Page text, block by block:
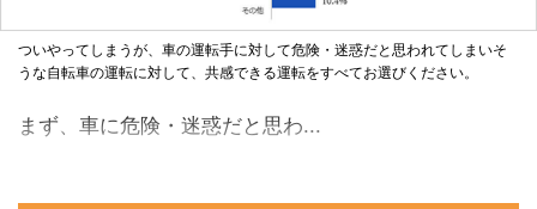
ついやってしまうが、車の運転手に対して危険・迷惑だと思われてしまいそ
うな自転車の運転に対して、共感できる運転をすべてお選びください。
まず、車に危険・迷惑だと思わ...